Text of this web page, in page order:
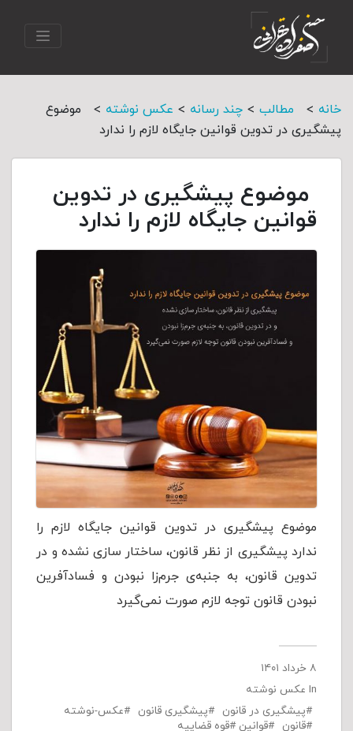
خانه > مطالب > چند رسانه > عکس نوشته >
موضوع
پیشگیری در تدوین قوانین جایگاه لازم را ندارد
موضوع پیشگیری در تدوین
قوانین جایگاه لازم را ندارد
موضوع پیشگیری در تدوین قوانین جایگاه لازم را
ندارد پیشگیری از نظر قانون، ساختار سازی نشده و در
تدوین قانون، به جنبه‌ی جرم‌زا نبودن و فساد‌آفرین
نبودن قانون توجه لازم صورت نمی‌گیرد
۸ خرداد ۱۴۰۱
In عکس نوشته
پیشگیری در قانون
پیشگیری قانون
عکس-نوشته
قانون
قوانین قوه قضاییه